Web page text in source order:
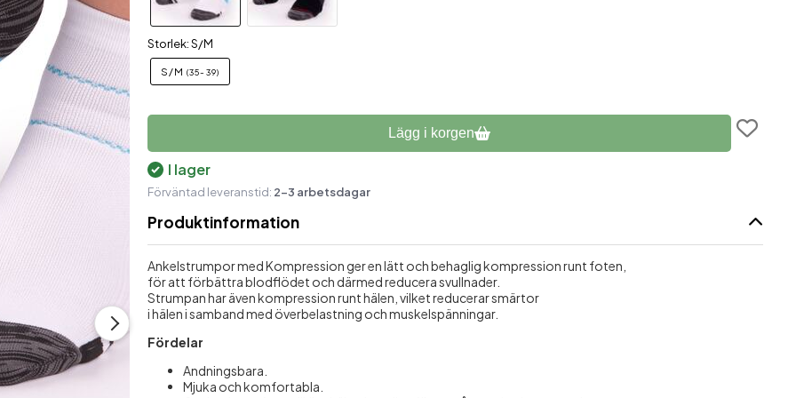
Plåster mot ömhet
Stödstrumpor
Storlek: S/M
S/M(35-39)
Lägg i korgen
I lager
Förväntad leveranstid: 2-3 arbetsdagar
Produktinformation
Ankelstrumpor med Kompression ger en lätt och behaglig kompression runt foten,
för att förbättra blodflödet och därmed reducera svullnader.
Strumpan har även kompression runt hälen, vilket reducerar smärtor
i hälen i samband med överbelastning och muskelspänningar.
Fördelar
Andningsbara.
Mjuka och komfortabla.